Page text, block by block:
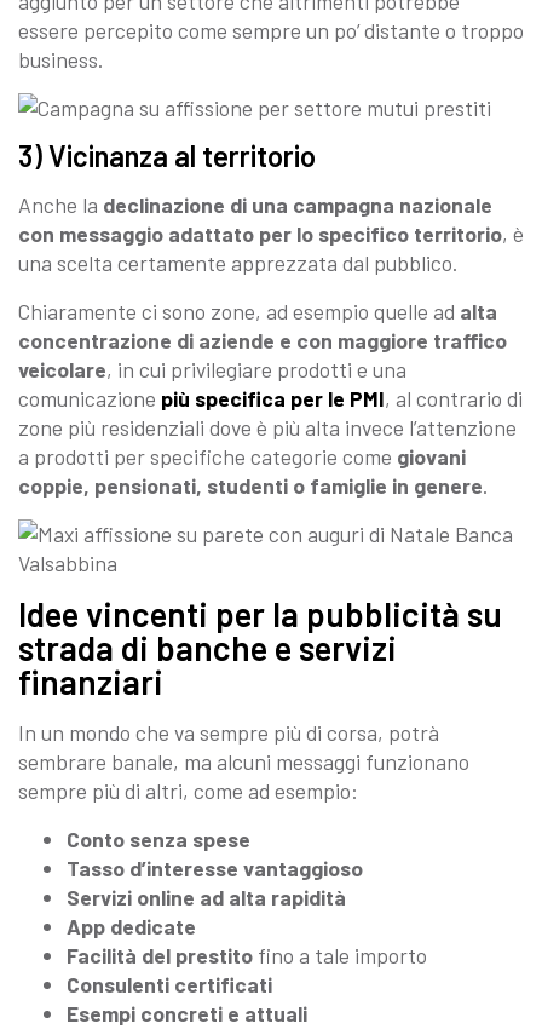
essere percepito come sempre un po’ distante o troppo
business.
3) Vicinanza al territorio
Anche la declinazione di una campagna nazionale
con messaggio adattato per lo specifico territorio, è
una scelta certamente apprezzata dal pubblico.
Chiaramente ci sono zone, ad esempio quelle ad alta
concentrazione di aziende e con maggiore traffico
veicolare, in cui privilegiare prodotti e una
comunicazione più specifica per le PMI, al contrario di
zone più residenziali dove è più alta invece l’attenzione
a prodotti per specifiche categorie come giovani
coppie, pensionati, studenti o famiglie in genere.
Idee vincenti per la pubblicità su
strada di banche e servizi
finanziari
In un mondo che va sempre più di corsa, potrà
sembrare banale, ma alcuni messaggi funzionano
sempre più di altri, come ad esempio:
Conto senza spese
Tasso d’interesse vantaggioso
Servizi online ad alta rapidità
App dedicate
Facilità del prestito fino a tale importo
Consulenti certificati
Esempi concreti e attuali